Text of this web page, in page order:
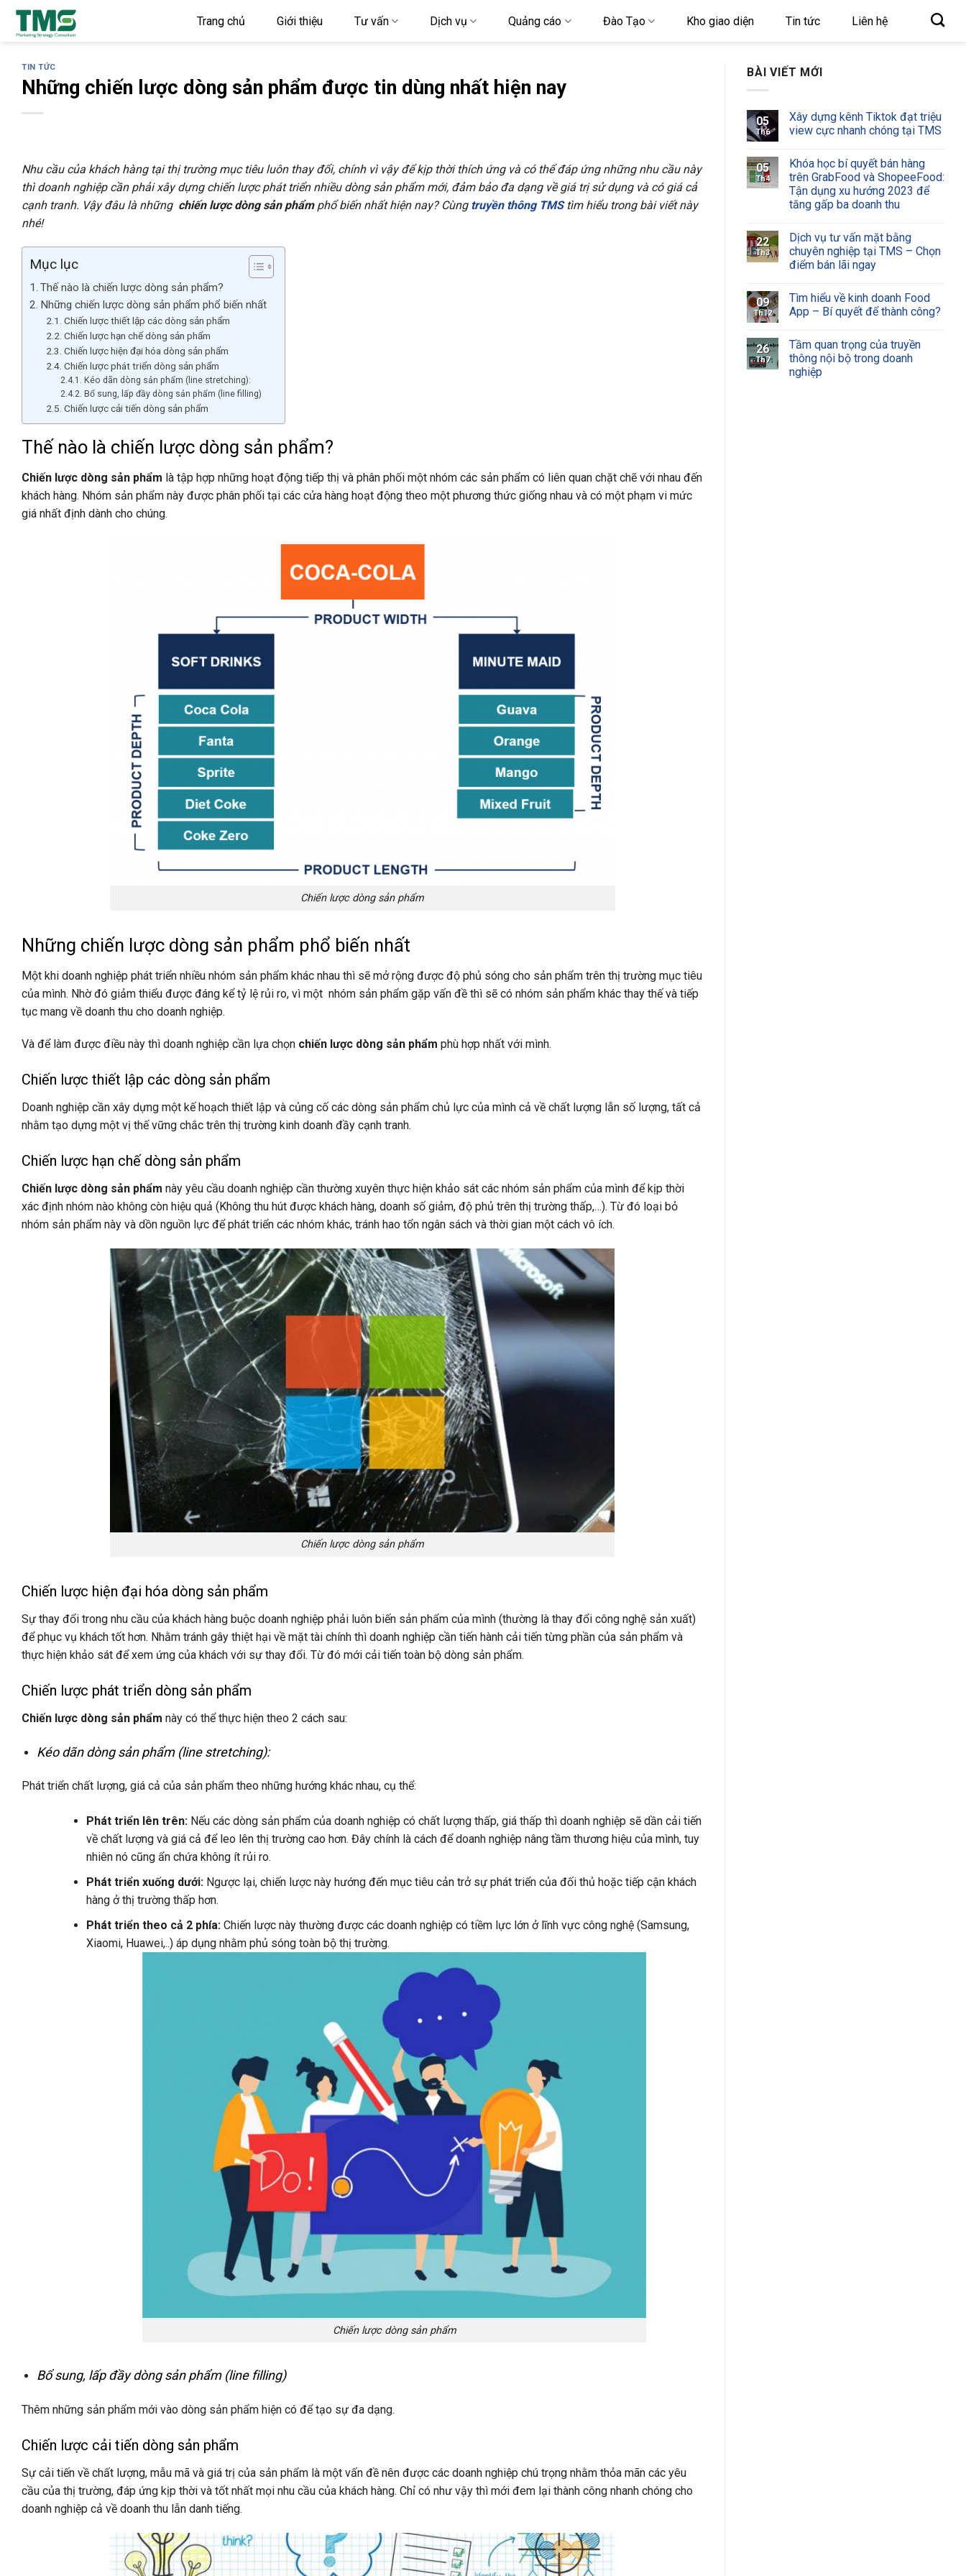
Skip
Trang chủ Giới thiệu Tư vấn Dịch vụ Quảng cáo Đào Tạo Kho giao diện Tin tức Liên hệ
TIN TỨC
Những chiến lược dòng sản phẩm được tin dùng nhất hiện nay
Nhu cầu của khách hàng tại thị trường mục tiêu luôn thay đổi, chính vì vậy để kịp thời thích ứng và có thể đáp ứng những nhu cầu này
thì doanh nghiệp cần phải xây dựng chiến lược phát triển nhiều dòng sản phẩm mới, đảm bảo đa dạng về giá trị sử dụng và có giá cả
cạnh tranh. Vậy đâu là những chiến lược dòng sản phẩmphổ biến nhất hiện nay? Cùng truyền thông TMStìm hiểu trong bài viết này
nhé!
Mục lục
Thế nào là chiến lược dòng sản phẩm?
Những chiến lược dòng sản phẩm phổ biến nhất
Chiến lược thiết lập các dòng sản phẩm
Chiến lược hạn chế dòng sản phẩm
Chiến lược hiện đại hóa dòng sản phẩm
Chiến lược phát triển dòng sản phẩm
Kéo dãn dòng sản phẩm (line stretching):
Bổ sung, lấp đầy dòng sản phẩm (line filling)
Chiến lược cải tiến dòng sản phẩm
Thế nào là chiến lược dòng sản phẩm?
Chiến lược dòng sản phẩm là tập hợp những hoạt động tiếp thị và phân phối một nhóm các sản phẩm có liên quan chặt chẽ với nhau đến
khách hàng. Nhóm sản phẩm này được phân phối tại các cửa hàng hoạt động theo một phương thức giống nhau và có một phạm vi mức
giá nhất định dành cho chúng.
Chiến lược dòng sản phẩm
Những chiến lược dòng sản phẩm phổ biến nhất
Một khi doanh nghiệp phát triển nhiều nhóm sản phẩm khác nhau thì sẽ mở rộng được độ phủ sóng cho sản phẩm trên thị trường mục tiêu
của mình. Nhờ đó giảm thiểu được đáng kể tỷ lệ rủi ro, vì một nhóm sản phẩm gặp vấn đề thì sẽ có nhóm sản phẩm khác thay thế và tiếp
tục mang về doanh thu cho doanh nghiệp.
Và để làm được điều này thì doanh nghiệp cần lựa chọn chiến lược dòng sản phẩm phù hợp nhất với mình.
Chiến lược thiết lập các dòng sản phẩm
Doanh nghiệp cần xây dựng một kế hoạch thiết lập và củng cố các dòng sản phẩm chủ lực của mình cả về chất lượng lẫn số lượng, tất cả
nhằm tạo dựng một vị thế vững chắc trên thị trường kinh doanh đầy cạnh tranh.
Chiến lược hạn chế dòng sản phẩm
Chiến lược dòng sản phẩm này yêu cầu doanh nghiệp cần thường xuyên thực hiện khảo sát các nhóm sản phẩm của mình để kịp thời
xác định nhóm nào không còn hiệu quả (Không thu hút được khách hàng, doanh số giảm, độ phủ trên thị trường thấp,…). Từ đó loại bỏ
nhóm sản phẩm này và dồn nguồn lực để phát triển các nhóm khác, tránh hao tổn ngân sách và thời gian một cách vô ích.
Chiến lược dòng sản phẩm
Chiến lược hiện đại hóa dòng sản phẩm
Sự thay đổi trong nhu cầu của khách hàng buộc doanh nghiệp phải luôn biến sản phẩm của mình (thường là thay đổi công nghệ sản xuất)
để phục vụ khách tốt hơn. Nhằm tránh gây thiệt hại về mặt tài chính thì doanh nghiệp cần tiến hành cải tiến từng phần của sản phẩm và
thực hiện khảo sát để xem ứng của khách với sự thay đổi. Từ đó mới cải tiến toàn bộ dòng sản phẩm.
Chiến lược phát triển dòng sản phẩm
Chiến lược dòng sản phẩm này có thể thực hiện theo 2 cách sau:
Kéo dãn dòng sản phẩm (line stretching):
Phát triển chất lượng, giá cả của sản phẩm theo những hướng khác nhau, cụ thể:
Phát triển lên trên:Nếu các dòng sản phẩm của doanh nghiệp có chất lượng thấp, giá thấp thì doanh nghiệp sẽ dần cải tiến
về chất lượng và giá cả để leo lên thị trường cao hơn. Đây chính là cách để doanh nghiệp nâng tầm thương hiệu của mình, tuy
nhiên nó cũng ẩn chứa không ít rủi ro.
Phát triển xuống dưới:Ngược lại, chiến lược này hướng đến mục tiêu cản trở sự phát triển của đối thủ hoặc tiếp cận khách
hàng ở thị trường thấp hơn.
Phát triển theo cả 2 phía: Chiến lược này thường được các doanh nghiệp có tiềm lực lớn ở lĩnh vực công nghệ (Samsung,
Xiaomi, Huawei,..) áp dụng nhằm phủ sóng toàn bộ thị trường.
Chiến lược dòng sản phẩm
Bổ sung, lấp đầy dòng sản phẩm (line filling)
Thêm những sản phẩm mới vào dòng sản phẩm hiện có để tạo sự đa dạng.
Chiến lược cải tiến dòng sản phẩm
Sự cải tiến về chất lượng, mẫu mã và giá trị của sản phẩm là một vấn đề nên được các doanh nghiệp chú trọng nhằm thỏa mãn các yêu
cầu của thị trường, đáp ứng kịp thời và tốt nhất mọi nhu cầu của khách hàng. Chỉ có như vậy thì mới đem lại thành công nhanh chóng cho
doanh nghiệp cả về doanh thu lẫn danh tiếng.
BÀI VIẾT MỚI
05
Th6
Xây dựng kênh Tiktok đạt triệu
view cực nhanh chóng tại TMS
05
Th4
Khóa học bí quyết bán hàng
trên GrabFood và ShopeeFood:
Tận dụng xu hướng 2023 để
tăng gấp ba doanh thu
22
Th3
Dịch vụ tư vấn mặt bằng
chuyên nghiệp tại TMS – Chọn
điểm bán lãi ngay
09
Th12
Tìm hiểu về kinh doanh Food
App – Bí quyết để thành công?
26
Th7
Tầm quan trọng của truyền
thông nội bộ trong doanh
nghiệp